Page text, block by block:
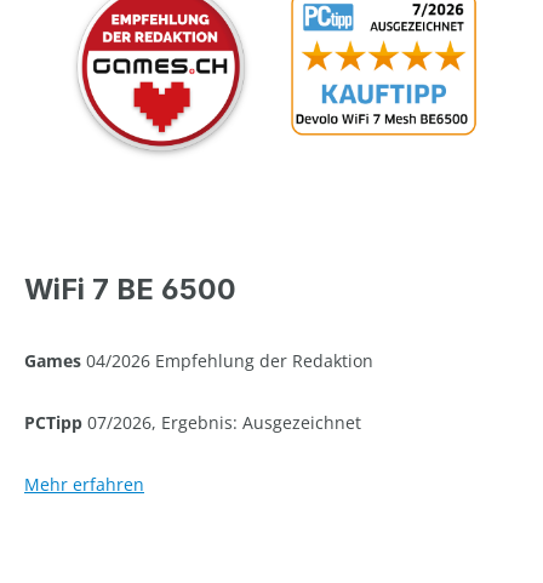
WiFi 7 BE 6500
Games 04/2026 Empfehlung der Redaktion
PCTipp 07/2026, Ergebnis: Ausgezeichnet
Mehr erfahren